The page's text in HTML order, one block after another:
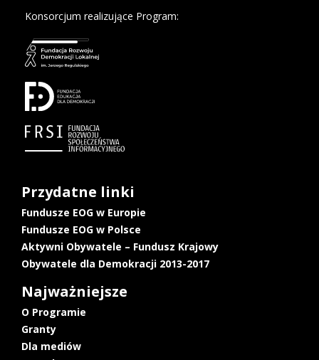
Konsorcjum realizujące Program:
Przydatne linki
Fundusze EOG w Europie
Fundusze EOG w Polsce
Aktywni Obywatele – Fundusz Krajowy
Obywatele dla Demokracji 2013-2017
Najważniejsze
O Programie
Granty
Dla mediów